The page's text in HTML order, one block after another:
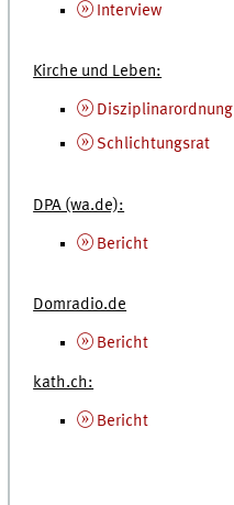
Interview
Kirche und Leben:
Disziplinarordnung
Schlichtungsrat
DPA (wa.de):
Bericht
Domradio.de
Bericht
kath.ch:
Bericht